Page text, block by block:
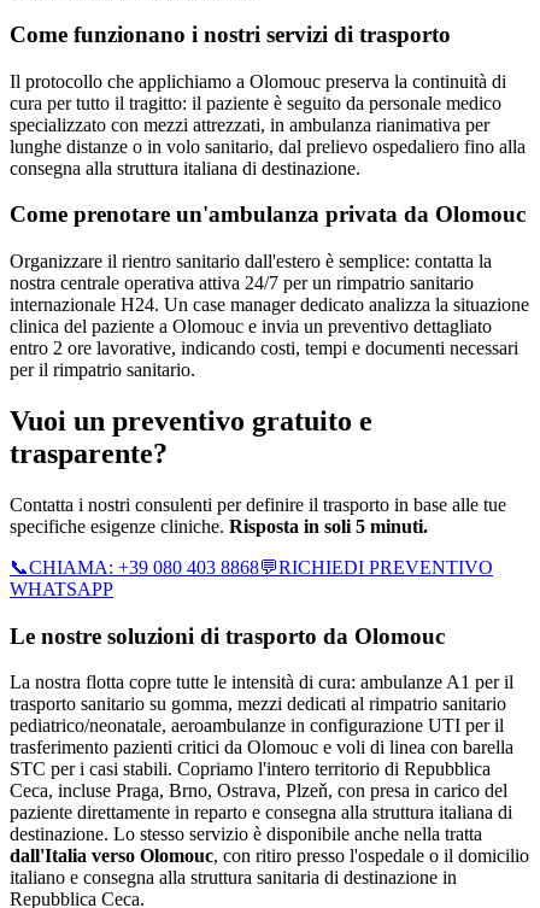
Come funzionano i nostri servizi di trasporto
Il protocollo che applichiamo a Olomouc preserva la continuità di
cura per tutto il tragitto: il paziente è seguito da personale medico
specializzato con mezzi attrezzati, in ambulanza rianimativa per
lunghe distanze o in volo sanitario, dal prelievo ospedaliero fino alla
consegna alla struttura italiana di destinazione.
Come prenotare un'ambulanza privata da Olomouc
Organizzare il rientro sanitario dall'estero è semplice: contatta la
nostra centrale operativa attiva 24/7 per un rimpatrio sanitario
internazionale H24. Un case manager dedicato analizza la situazione
clinica del paziente a Olomouc e invia un preventivo dettagliato
entro 2 ore lavorative, indicando costi, tempi e documenti necessari
per il rimpatrio sanitario.
Vuoi un preventivo gratuito e
trasparente?
Contatta i nostri consulenti per definire il trasporto in base alle tue
specifiche esigenze cliniche. Risposta in soli 5 minuti.
📞CHIAMA: +39 080 403 8868💬RICHIEDI PREVENTIVO
WHATSAPP
Le nostre soluzioni di trasporto da Olomouc
La nostra flotta copre tutte le intensità di cura: ambulanze A1 per il
trasporto sanitario su gomma, mezzi dedicati al rimpatrio sanitario
pediatrico/neonatale, aeroambulanze in configurazione UTI per il
trasferimento pazienti critici da Olomouc e voli di linea con barella
STC per i casi stabili. Copriamo l'intero territorio di Repubblica
Ceca, incluse Praga, Brno, Ostrava, Plzeň, con presa in carico del
paziente direttamente in reparto e consegna alla struttura italiana di
destinazione. Lo stesso servizio è disponibile anche nella tratta
dall'Italia verso Olomouc, con ritiro presso l'ospedale o il domicilio
italiano e consegna alla struttura sanitaria di destinazione in
Repubblica Ceca.